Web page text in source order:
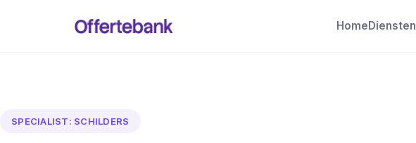
Home Diensten
SPECIALIST: SCHILDERS